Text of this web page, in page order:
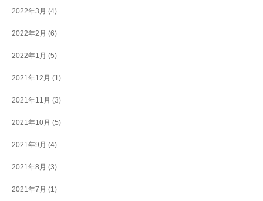
2022年3月 (4)
2022年2月 (6)
2022年1月 (5)
2021年12月 (1)
2021年11月 (3)
2021年10月 (5)
2021年9月 (4)
2021年8月 (3)
2021年7月 (1)